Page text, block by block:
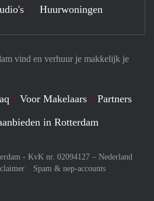
vind en verhuur je makkelijk je
Voor Makelaars
Partners
in Rotterdam
- KvK nr. 02094127 – Nederland
Spam & nep-accounts
Huurwoningen